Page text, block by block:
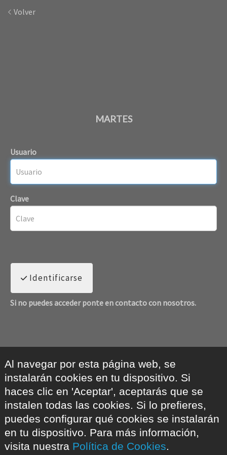
Volver
MARTES
Usuario
Clave
Identificarse
Si no puedes acceder ponte en contacto con nosotros.
Al navegar por esta página web, se
instalarán cookies en tu dispositivo. Si
haces clic en 'Aceptar', aceptarás que se
instalen todas las cookies. Si lo prefieres,
puedes configurar qué cookies se instalarán
en tu dispositivo. Para más información,
visita nuestra Política de Cookies.